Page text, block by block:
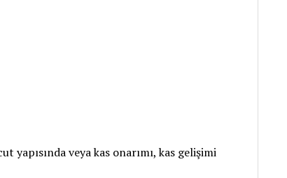
yapısında veya kas onarımı, kas gelişimi